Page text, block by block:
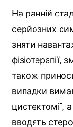
На ранній
серйозних
зняти
фізіотерапії,
також
випадки
цистектомії,
вводять